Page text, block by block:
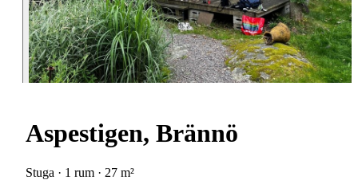
Aspestigen, Brännö
Stuga · 1 rum · 27 m²